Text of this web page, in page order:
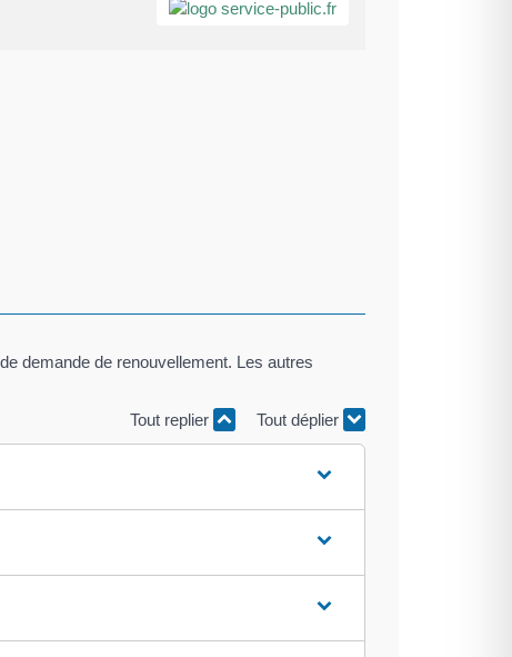
demande de renouvellement. Les autres
Tout replier
Tout déplier